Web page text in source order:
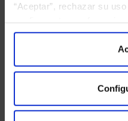
“Aceptar”, rechazar su
“Configuración”. Consulta
para más
la política de
tratamiento de mis